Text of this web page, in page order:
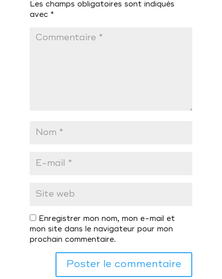
Les champs obligatoires sont indiqués
avec *
Enregistrer mon nom, mon e-mail et
mon site dans le navigateur pour mon
prochain commentaire.